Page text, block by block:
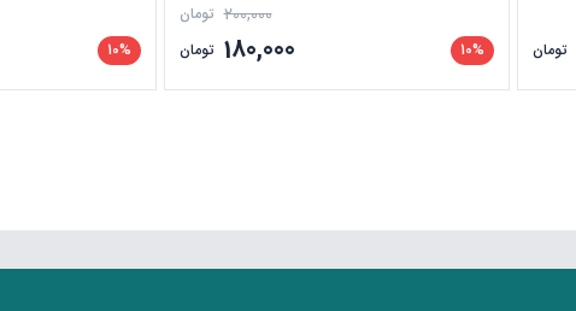
تومان
200,000 تومان
10%
180,000 تومان
10%